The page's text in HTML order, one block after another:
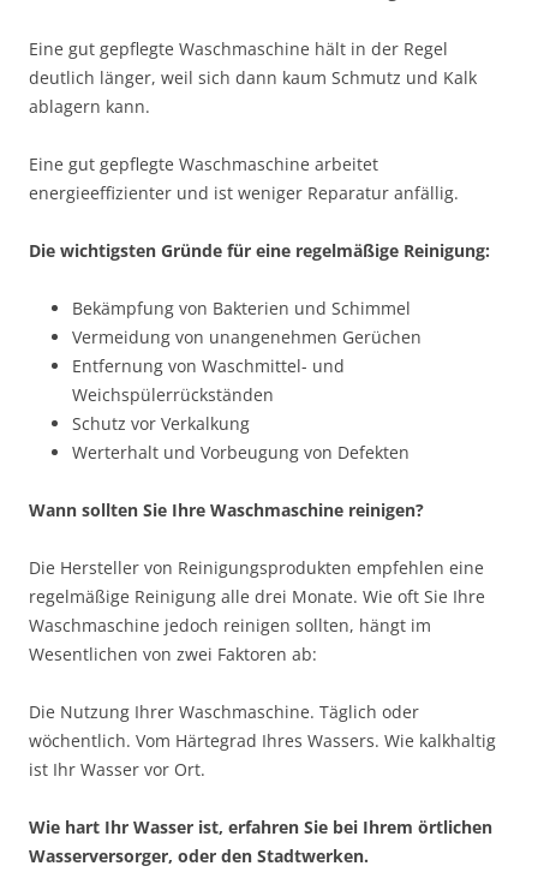
Eine gut gepflegte Waschmaschine hält in der Regel
deutlich länger, weil sich dann kaum Schmutz und Kalk
ablagern kann.
Eine gut gepflegte Waschmaschine arbeitet
energieeffizienter und ist weniger Reparatur anfällig.
Die wichtigsten Gründe für eine regelmäßige Reinigung:
Bekämpfung von Bakterien und Schimmel
Vermeidung von unangenehmen Gerüchen
Entfernung von Waschmittel- und
Weichspülerrückständen
Schutz vor Verkalkung
Werterhalt und Vorbeugung von Defekten
Wann sollten Sie Ihre Waschmaschine reinigen?
Die Hersteller von Reinigungsprodukten empfehlen eine
regelmäßige Reinigung alle drei Monate. Wie oft Sie Ihre
Waschmaschine jedoch reinigen sollten, hängt im
Wesentlichen von zwei Faktoren ab:
Die Nutzung Ihrer Waschmaschine. Täglich oder
wöchentlich. Vom Härtegrad Ihres Wassers. Wie kalkhaltig
ist Ihr Wasser vor Ort.
Wie hart Ihr Wasser ist, erfahren Sie bei Ihrem örtlichen
Wasserversorger, oder den Stadtwerken.